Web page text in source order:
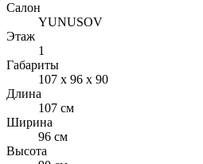
полом, делая его визуально легким,
внушительные формы.
Кресло на заказ может быть
цвете. Образцы тканей
либо могут быть подобраны
Салон
YUNUSOV
Этаж
1
Габариты
107 x 96 x 90
Длина
107 см
Ширина
96 см
Высота